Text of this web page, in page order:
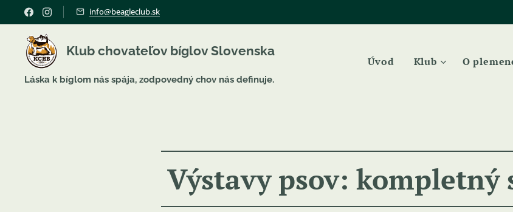
info@beagleclub.sk
Klub chovateľov bíglov Slovenska
Láska k bíglom nás spája, zodpovedný chov nás definuje.
Úvod Klub O
Výstavy psov: kompletný